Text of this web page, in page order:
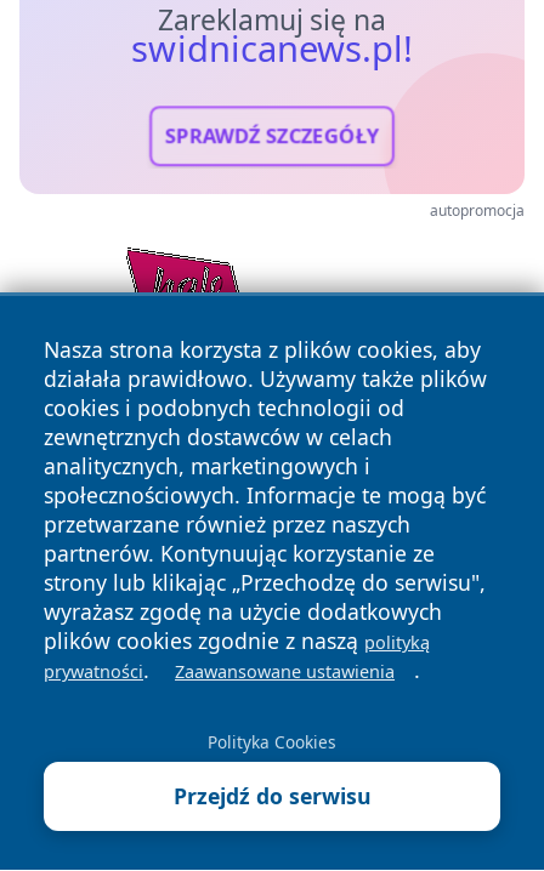
Zareklamuj się na
swidnicanews.pl!
SPRAWDŹ SZCZEGÓŁY
autopromocja
Nasza strona korzysta z plików cookies, aby
działała prawidłowo. Używamy także plików
cookies i podobnych technologii od
zewnętrznych dostawców w celach
analitycznych, marketingowych i
społecznościowych. Informacje te mogą być
przetwarzane również przez naszych
partnerów. Kontynuując korzystanie ze
strony lub klikając „Przechodzę do serwisu",
wyrażasz zgodę na użycie dodatkowych
plików cookies zgodnie z naszą polityką
prywatności. Zaawansowane ustawienia .
Polityka Cookies
Przejdź do serwisu
Copyright © 2026 swidnicanews.pl Wszystkie prawa
zastrzeżone.
News Autorzy
Polityka
Polityka